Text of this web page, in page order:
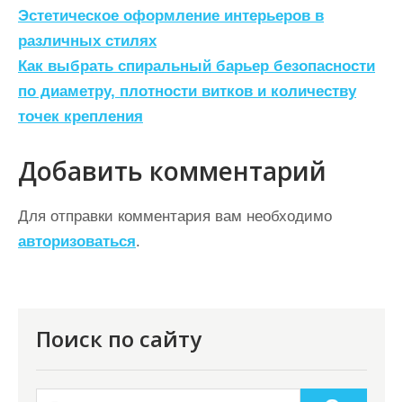
Н
а
в
и
а
ц
и
я
Эстетическое оформление интерьеров в
различных стилях
Как выбрать спиральный барьер безопасности
по диаметру, плотности витков и количеству
точек крепления
Добавить комментарий
Для отправки комментария вам необходимо
авторизоваться.
Поиск по сайту